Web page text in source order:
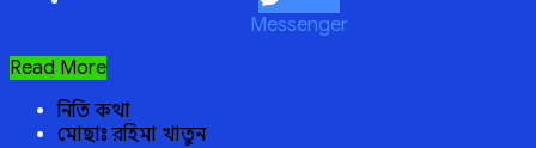
Messenger
শ্রদ্ধার
Read More
নিতি কথা
মোছাঃ রহিমা খাতুন